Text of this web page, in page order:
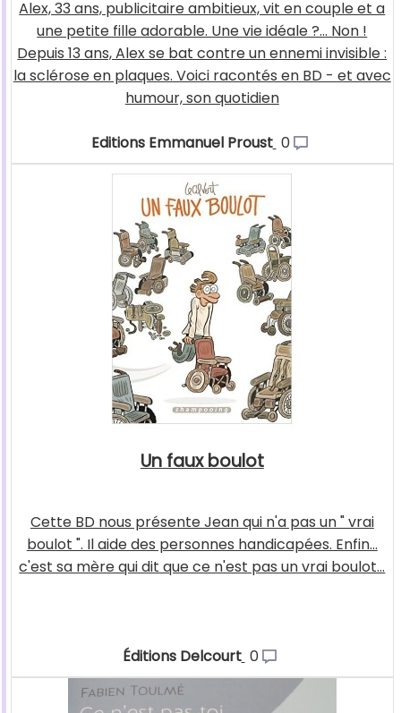
Alex, 33 ans, publicitaire ambitieux, vit en couple et a
une petite fille adorable. Une vie idéale ?... Non !
Depuis 13 ans, Alex se bat contre un ennemi invisible :
la sclérose en plaques. Voici racontés en BD - et avec
humour, son quotidien
Editions Emmanuel Proust 0
Un faux boulot
Cette BD nous présente Jean qui n'a pas un " vrai
boulot ". Il aide des personnes handicapées. Enfin...
c'est sa mère qui dit que ce n'est pas un vrai boulot...
Éditions Delcourt 0